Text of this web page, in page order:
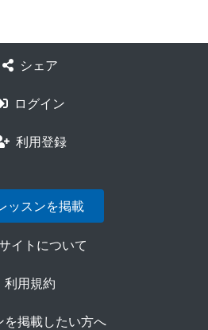
シェア
ログイン
利用登録
ッスンを掲載
イトについて
利用規約
を掲載したい方へ